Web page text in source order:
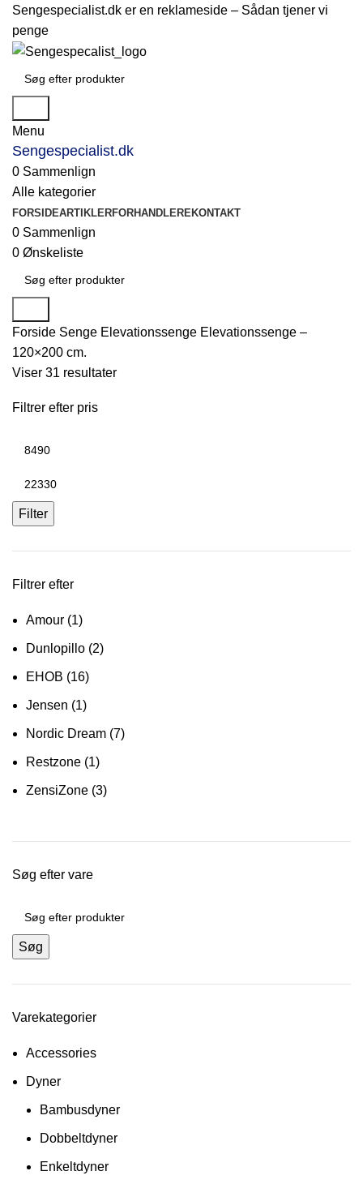
Sengespecialist.dk er en reklameside – Sådan tjener vi
penge
Menu
Sengespecialist.dk
0 Sammenlign
Alle kategorier
FORSIDEARTIKLERFORHANDLEREKONTAKT
0 Sammenlign
0 Ønskeliste
Forside Senge Elevationssenge Elevationssenge –
120×200 cm.
Viser 31 resultater
Filtrer efter pris
Filter
Filtrer efter
Amour (1)
Dunlopillo (2)
EHOB (16)
Jensen (1)
Nordic Dream (7)
Restzone (1)
ZensiZone (3)
Søg efter vare
Søg
Varekategorier
Accessories
Dyner
Bambusdyner
Dobbeltdyner
Enkeltdyner